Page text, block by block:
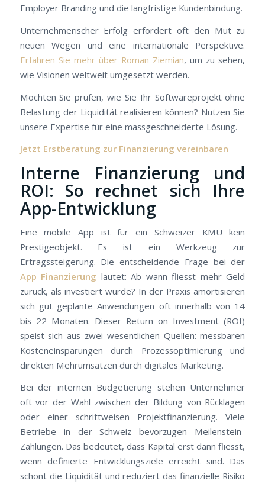
Employer Branding und die langfristige Kundenbindung.
Unternehmerischer Erfolg erfordert oft den Mut zu
neuen Wegen und eine internationale Perspektive.
Erfahren Sie mehr über Roman Ziemian, um zu sehen,
wie Visionen weltweit umgesetzt werden.
Möchten Sie prüfen, wie Sie Ihr Softwareprojekt ohne
Belastung der Liquidität realisieren können? Nutzen Sie
unsere Expertise für eine massgeschneiderte Lösung.
Jetzt Erstberatung zur Finanzierung vereinbaren
Interne Finanzierung und
ROI: So rechnet sich Ihre
App-Entwicklung
Eine mobile App ist für ein Schweizer KMU kein
Prestigeobjekt. Es ist ein Werkzeug zur
Ertragssteigerung. Die entscheidende Frage bei der
App Finanzierung lautet: Ab wann fliesst mehr Geld
zurück, als investiert wurde? In der Praxis amortisieren
sich gut geplante Anwendungen oft innerhalb von 14
bis 22 Monaten. Dieser Return on Investment (ROI)
speist sich aus zwei wesentlichen Quellen: messbaren
Kosteneinsparungen durch Prozessoptimierung und
direkten Mehrumsätzen durch digitales Marketing.
Bei der internen Budgetierung stehen Unternehmer
oft vor der Wahl zwischen der Bildung von Rücklagen
oder einer schrittweisen Projektfinanzierung. Viele
Betriebe in der Schweiz bevorzugen Meilenstein-
Zahlungen. Das bedeutet, dass Kapital erst dann fliesst,
wenn definierte Entwicklungsziele erreicht sind. Das
schont die Liquidität und reduziert das finanzielle Risiko